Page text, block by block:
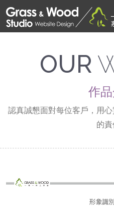
OUR
作
認真誠懇面對每位客戶，用
的責